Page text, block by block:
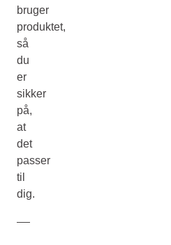
bruger
produktet,
så
du
er
sikker
på,
at
det
passer
til
dig.